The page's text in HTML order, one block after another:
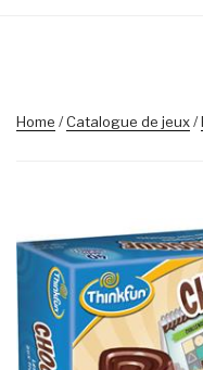
Home /Catalogue de jeux/